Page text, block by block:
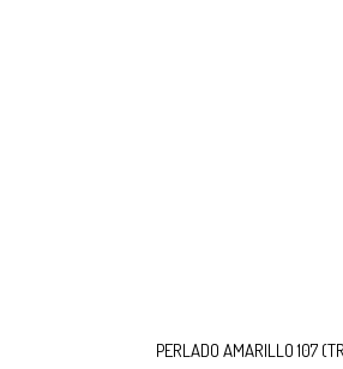
PERLADO AMARILLO 107